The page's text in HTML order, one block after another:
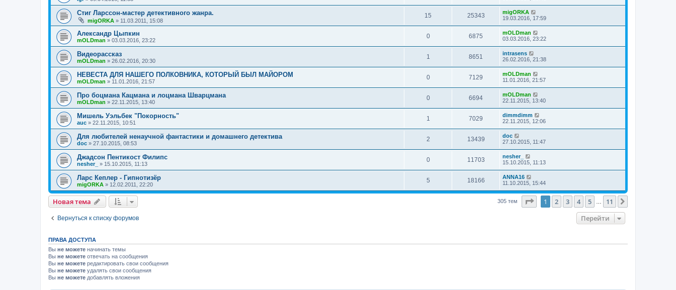
Стиг Ларссон-мастер детективного жанра.
migORKA » 11.03.2011, 15:08
15 25343
migORKA
19.03.2016, 17:59
Александр Цыпкин
mOLDman » 03.03.2016, 23:22
0 6875
mOLDman
03.03.2016, 23:22
Видеорассказ
mOLDman » 26.02.2016, 20:30
1 8651
intrasens
26.02.2016, 21:38
НЕВЕСТА ДЛЯ НАШЕГО ПОЛКОВНИКА, КОТОРЫЙ БЫЛ МАЙОРОМ
mOLDman » 11.01.2016, 21:57
0 7129
mOLDman
11.01.2016, 21:57
Про боцмана Кацмана и лоцмана Шварцмана
mOLDman » 22.11.2015, 13:40
0 6694
mOLDman
22.11.2015, 13:40
Мишель Уэльбек "Покорность"
auc » 22.11.2015, 10:51
1 7029
dimmdimm
22.11.2015, 12:06
Для любителей ненаучной фантастики и домашнего детектива
doc » 27.10.2015, 08:53
2 13439
doc
27.10.2015, 11:47
Джадсон Пентикост Филипс
nesher_ » 15.10.2015, 11:13
0 11703
nesher_
15.10.2015, 11:13
Ларс Кеплер - Гипнотизёр
migORKA » 12.02.2011, 22:20
5 18166
ANNA16
11.10.2015, 15:44
Новая тема
Новаятема 305 тем Страница1 из 11
1 2 3 4 5 11
Вернуться к списку форумов Перейти
ПРАВА ДОСТУПА
Вы не можете начинать темы
Вы не можете отвечать на сообщения
Вы не можете редактировать свои сообщения
Вы не можете удалять свои сообщения
Вы не можете добавлять вложения